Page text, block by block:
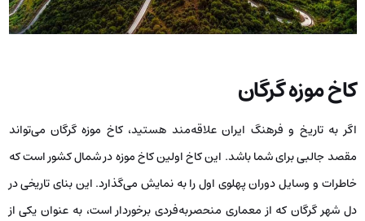
کاخ موزه گرگان
اگر به تاریخ و فرهنگ ایران علاقه‌مند هستید، کاخ موزه گرگان می‌تواند
مقصد جالبی برای شما باشد. این کاخ اولین کاخ موزه در شمال کشور است که
خاطرات و وسایل دوران پهلوی اول را به نمایش می‌گذارد. این بنای تاریخی در
دل شهر گرگان که از معماری منحصربه‌فردی برخوردار است، به عنوان یکی از